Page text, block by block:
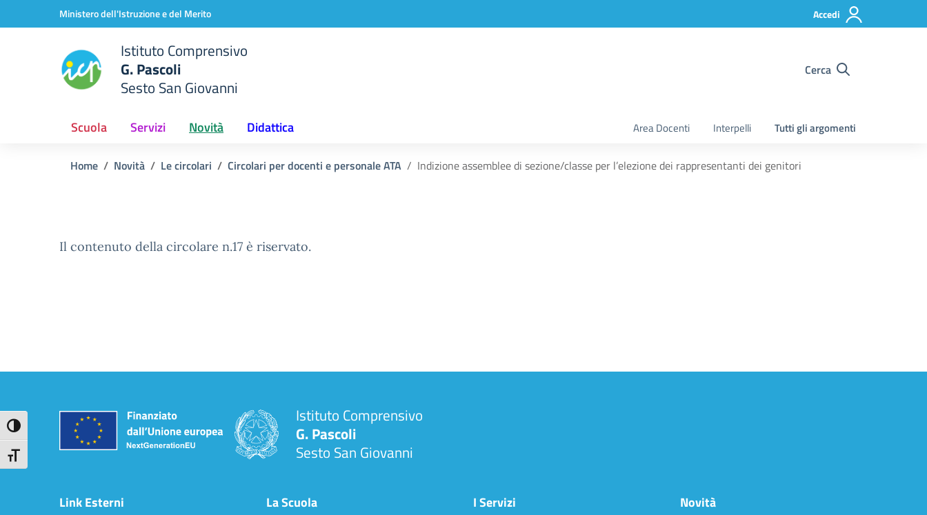
Attiva/disattiva alto contrasto
Attiva/disattiva dimensione testo
Vai ai contenuti
Vai al menu di navigazioneMinistero dell'Istruzione e del Merito Accedi
Istituto Comprensivo
G. Pascoli
Sesto San Giovanni
Cerca
Scuola Servizi Novità Didattica Area Docenti Interpelli Tutti gli argomenti
Home Novità Le circolari Circolari per docenti e personale ATA Indizione assemblee di sezione/classe per l’elezione dei rappresentanti dei genitori
Il contenuto della circolare n.17 è riservato.
Istituto Comprensivo
G. Pascoli
Sesto San Giovanni
Link Esterni La Scuola I Servizi Novità